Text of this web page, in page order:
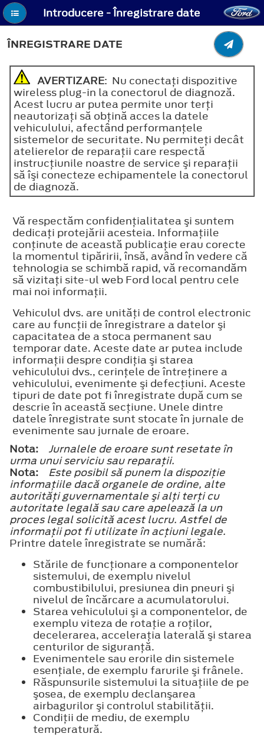
Introducere - Înregistrare date
ÎNREGISTRARE DATE
AVERTIZARE: Nu conectaţi dispozitive
wireless plug-in la conectorul de diagnoză.
Acest lucru ar putea permite unor terţi
neautorizaţi să obţină acces la datele
vehiculului, afectând performanţele
sistemelor de securitate. Nu permiteţi decât
atelierelor de reparaţii care respectă
instrucţiunile noastre de service şi reparaţii
să îşi conecteze echipamentele la conectorul
de diagnoză.
Vă respectăm confidenţialitatea şi suntem
dedicaţi protejării acesteia. Informaţiile
conţinute de această publicaţie erau corecte
la momentul tipăririi, însă, având în vedere că
tehnologia se schimbă rapid, vă recomandăm
să vizitaţi site-ul web Ford local pentru cele
mai noi informaţii.
Vehiculul dvs. are unităţi de control electronic
care au funcţii de înregistrare a datelor şi
capacitatea de a stoca permanent sau
temporar date. Aceste date ar putea include
informaţii despre condiţia şi starea
vehiculului dvs., cerinţele de întreţinere a
vehiculului, evenimente şi defecţiuni. Aceste
tipuri de date pot fi înregistrate după cum se
descrie în această secţiune. Unele dintre
datele înregistrate sunt stocate în jurnale de
evenimente sau jurnale de eroare.
Nota:
Jurnalele de eroare sunt resetate în
urma unui serviciu sau reparaţii.
Nota:
Este posibil să punem la dispoziţie
informaţiile dacă organele de ordine, alte
autorităţi guvernamentale şi alţi terţi cu
autoritate legală sau care apelează la un
proces legal solicită acest lucru. Astfel de
informaţii pot fi utilizate în acţiuni legale.
Printre datele înregistrate se numără:
Stările de funcţionare a componentelor
sistemului, de exemplu nivelul
combustibilului, presiunea din pneuri şi
nivelul de încărcare a acumulatorului.
Starea vehiculului şi a componentelor, de
exemplu viteza de rotaţie a roţilor,
decelerarea, acceleraţia laterală şi starea
centurilor de siguranţă.
Evenimentele sau erorile din sistemele
esenţiale, de exemplu farurile şi frânele.
Răspunsurile sistemului la situaţiile de pe
şosea, de exemplu declanşarea
airbagurilor şi controlul stabilităţii.
Condiţii de mediu, de exemplu
temperatură.